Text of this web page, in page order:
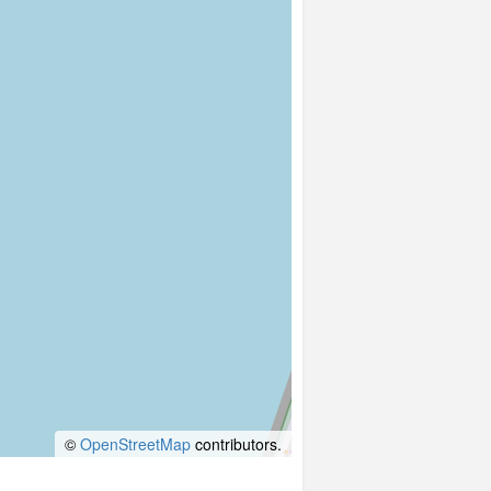
© OpenStreetMap contributors.